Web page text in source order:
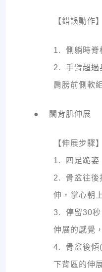
【錯誤動作】
1. 側躺時脊
2. 手臂超過
肩膀前側軟
● 闊背肌伸展
【伸展步驟】
1. 四足跪姿
2. 骨盆往後
伸，掌心朝上
3. 停留30秒
伸展的感覺
4. 骨盆後傾
下背區的伸